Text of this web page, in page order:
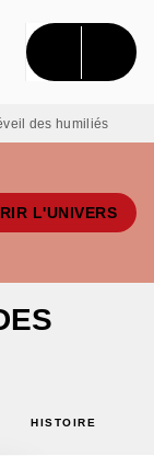
des humiliés
L'UNIVERS
HISTOIRE